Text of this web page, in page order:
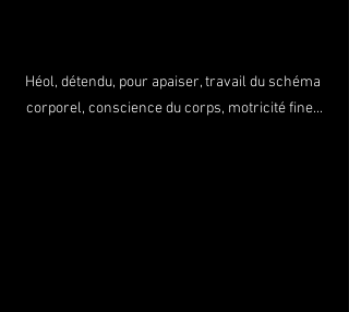
Héol, détendu, pour apaiser, travail du schéma
corporel, conscience du corps, motricité fine...